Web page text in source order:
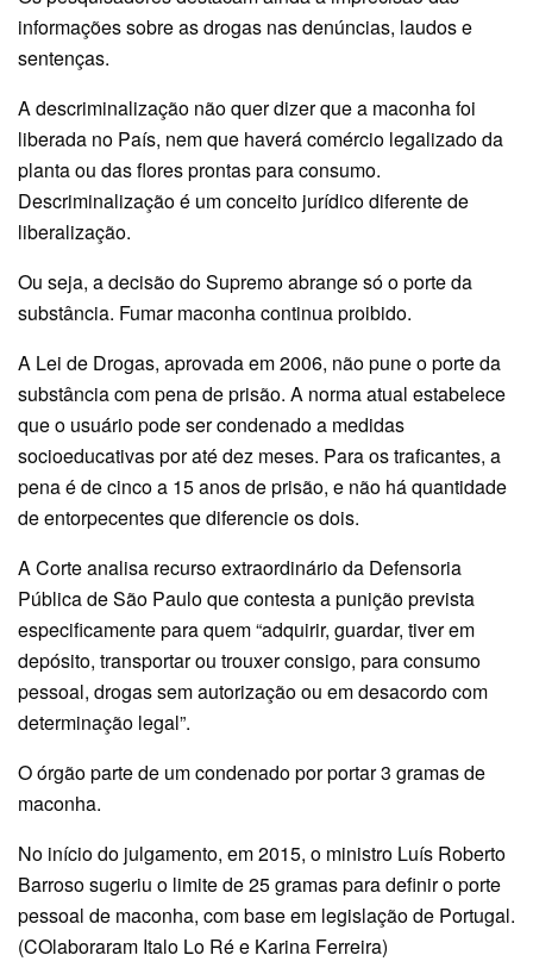
informações sobre as drogas nas denúncias, laudos e
sentenças.
A descriminalização não quer dizer que a maconha foi
liberada no País, nem que haverá comércio legalizado da
planta ou das flores prontas para consumo.
Descriminalização é um conceito jurídico diferente de
liberalização.
Ou seja, a decisão do Supremo abrange só o porte da
substância. Fumar maconha continua proibido.
A Lei de Drogas, aprovada em 2006, não pune o porte da
substância com pena de prisão. A norma atual estabelece
que o usuário pode ser condenado a medidas
socioeducativas por até dez meses. Para os traficantes, a
pena é de cinco a 15 anos de prisão, e não há quantidade
de entorpecentes que diferencie os dois.
A Corte analisa recurso extraordinário da Defensoria
Pública de São Paulo que contesta a punição prevista
especificamente para quem “adquirir, guardar, tiver em
depósito, transportar ou trouxer consigo, para consumo
pessoal, drogas sem autorização ou em desacordo com
determinação legal”.
O órgão parte de um condenado por portar 3 gramas de
maconha.
No início do julgamento, em 2015, o ministro Luís Roberto
Barroso sugeriu o limite de 25 gramas para definir o porte
pessoal de maconha, com base em legislação de Portugal.
(COlaboraram Italo Lo Ré e Karina Ferreira)